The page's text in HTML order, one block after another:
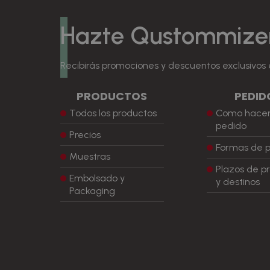
Hazte
Recibirás promociones y descuentos
PRODUCTOS
Todos los productos
Precios
Muestras
Embolsado y
Packaging
Como
pedido
Formas de
Plazos de
y destinos